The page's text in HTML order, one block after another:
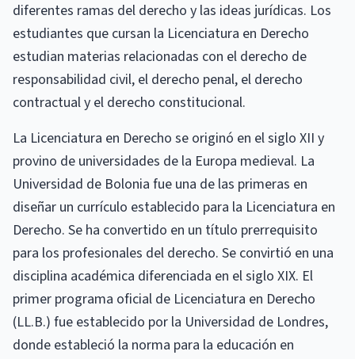
diferentes ramas del derecho y las ideas jurídicas. Los
estudiantes que cursan la Licenciatura en Derecho
estudian materias relacionadas con el derecho de
responsabilidad civil, el derecho penal, el derecho
contractual y el derecho constitucional.
La Licenciatura en Derecho se originó en el siglo XII y
provino de universidades de la Europa medieval. La
Universidad de Bolonia fue una de las primeras en
diseñar un currículo establecido para la Licenciatura en
Derecho. Se ha convertido en un título prerrequisito
para los profesionales del derecho. Se convirtió en una
disciplina académica diferenciada en el siglo XIX. El
primer programa oficial de Licenciatura en Derecho
(LL.B.) fue establecido por la Universidad de Londres,
donde estableció la norma para la educación en